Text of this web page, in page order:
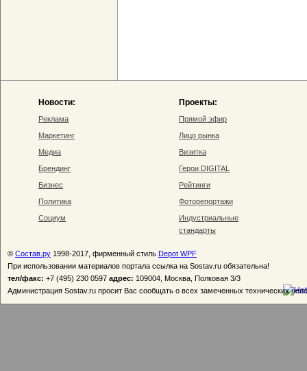
Новости:
Реклама
Маркетинг
Медиа
Брендинг
Бизнес
Политика
Социум
Проекты:
Прямой эфир
Лицо рынка
Визитка
Герои DIGITAL
Рейтинги
Фоторепортажи
Индустриальные
стандарты
© Состав.ру 1998-2017, фирменный стиль Depot WPF
При использовании материалов портала ссылка на Sostav.ru обязательна!
тел/факс: +7 (495) 230 0597 адрес: 109004, Москва, Полковая 3/3
Администрация Sostav.ru просит Вас сообщать о всех замеченных технических